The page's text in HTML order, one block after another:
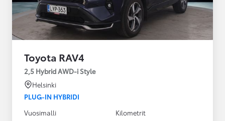
Toyota RAV4
2,5 Hybrid AWD-i Style
Helsinki
PLUG-IN HYBRIDI
Vuosimalli
Kilometrit